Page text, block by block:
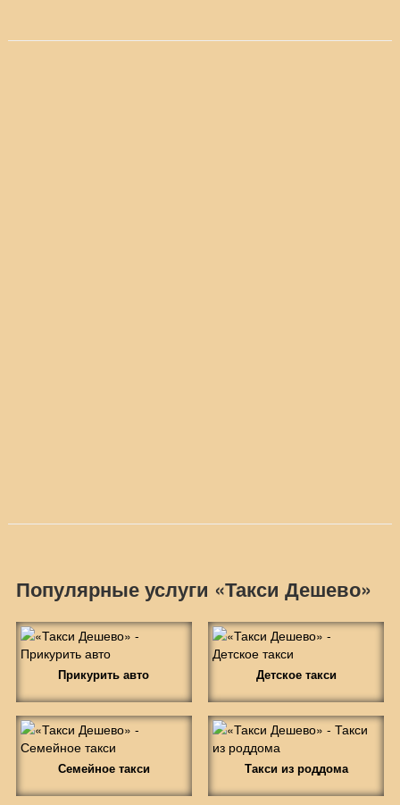
Популярные услуги «Такси Дешево»
Прикурить авто Детское такси
Семейное такси Такси из роддома